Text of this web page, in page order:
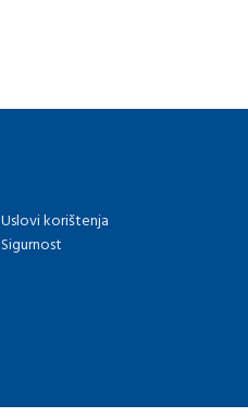
Uslovi korištenja
Sigurnost